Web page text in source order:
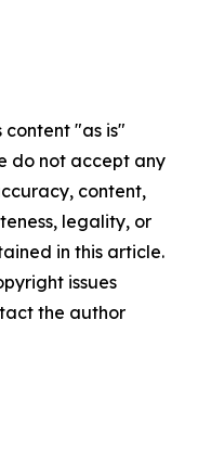
content "as is"
do not accept any
content,
legality, or
in this article.
issues
the author